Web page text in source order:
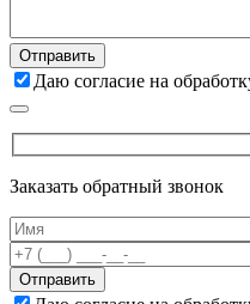
Даю согласие на
Заказать обратный звонок